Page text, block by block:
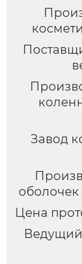
Завод
оболочек
Цена
Ведущий